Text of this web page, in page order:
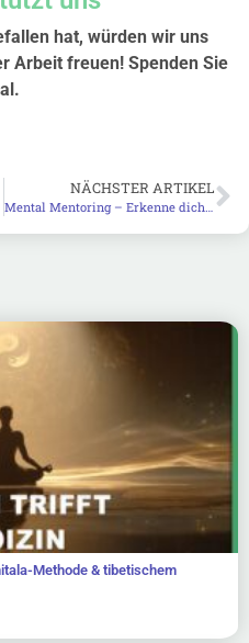
hat, würden wir uns
Arbeit freuen! Spenden Sie
NÄCHSTER ARTIKEL
Mental Mentoring – Erkenne dich selbst!
Methode & tibetischem